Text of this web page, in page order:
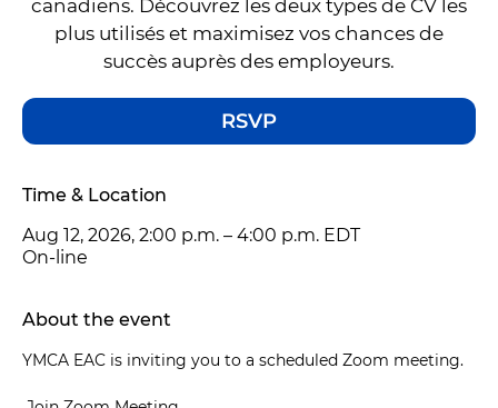
canadiens. Découvrez les deux types de CV les
plus utilisés et maximisez vos chances de
succès auprès des employeurs.
RSVP
Time & Location
Aug 12, 2026, 2:00 p.m. – 4:00 p.m. EDT
On-line
About the event
YMCA EAC is inviting you to a scheduled Zoom meeting.